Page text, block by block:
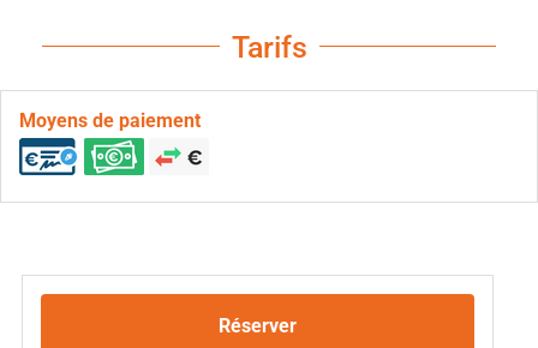
Tarifs
Moyens de paiement
Réserver